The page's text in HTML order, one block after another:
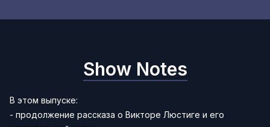
Show Notes
В этом выпуске:
- продолжение рассказа о Викторе Люстиге и его